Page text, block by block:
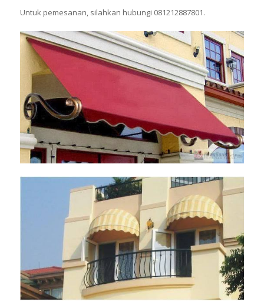
Untuk pemesanan, silahkan hubungi 081212887801.